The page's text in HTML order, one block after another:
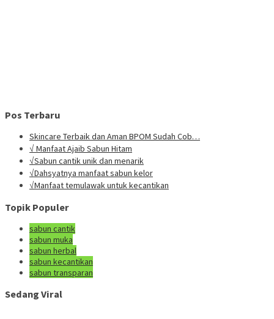
Pos Terbaru
Skincare Terbaik dan Aman BPOM Sudah Cob…
√ Manfaat Ajaib Sabun Hitam
√Sabun cantik unik dan menarik
√Dahsyatnya manfaat sabun kelor
√Manfaat temulawak untuk kecantikan
Topik Populer
sabun cantik
sabun muka
sabun herbal
sabun kecantikan
sabun transparan
Sedang Viral